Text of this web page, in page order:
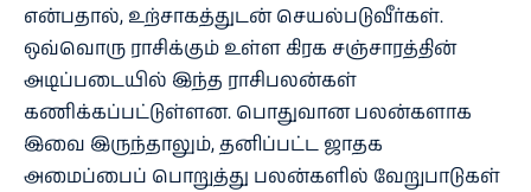
என்பதால், உற்சாகத்துடன் செயல்படுவீர்கள்.
ஒவ்வொரு ராசிக்கும் உள்ள கிரக சஞ்சாரத்தின்
அடிப்படையில் இந்த ராசிபலன்கள்
கணிக்கப்பட்டுள்ளன. பொதுவான பலன்களாக
இவை இருந்தாலும், தனிப்பட்ட ஜாதக
அமைப்பைப் பொறுத்து பலன்களில் வேறுபாடுகள்